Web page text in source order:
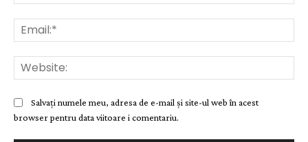
Salvați numele meu, adresa de e-mail și site-ul web în acest
browser pentru data viitoare i comentariu.